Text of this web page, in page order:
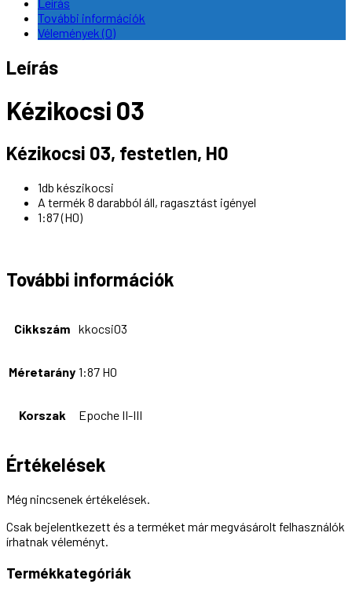
További információk
Vélemények (0)
Leírás
Kézikocsi 03
Kézikocsi 03, festetlen, H0
1db készikocsi
A termék 8 darabból áll, ragasztást igényel
1:87 (H0)
További információk
Cikkszám kkocsi03
Méretarány 1:87 H0
Korszak Epoche II-III
Értékelések
Még nincsenek értékelések.
Csak bejelentkezett és a terméket már megvásárolt felhasználók
írhatnak véleményt.
Termékkategóriák